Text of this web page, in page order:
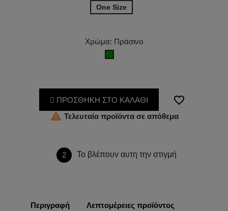
One Size
Χρώμα: Πράσινο
ΠΡΟΣΘΗΚΗ ΣΤΟ ΚΑΛΑΘΙ
favorite_border
 Τελευταία προϊόντα σε απόθεμα
2 Το βλέπουν αυτη την στιγμή
Περιγραφή Λεπτομέρειες προϊόντος